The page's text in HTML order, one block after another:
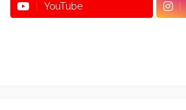
YouTube